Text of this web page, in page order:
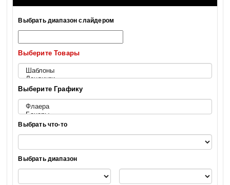
Выбрать диапазон слайдером
Выберите Товары
Выберите Графику
Выбрать что-то
Выбрать диапазон